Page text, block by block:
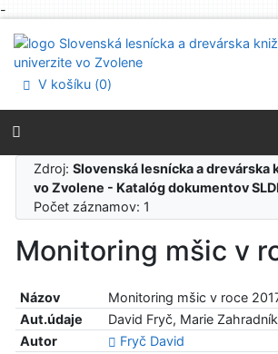
-
Prejsť na menu
Prehlásenie o webovej prístupnosti
V košíku (0)
Zdroj:Slovenská lesnícka a drevárska
vo Zvolene - Katalóg dokumentov
Počet záznamov: 1
Monitoring mšic v
Názov
Monitoring mšic v roce
Aut.údaje
David Fryč, Marie
Autor
Fryč David